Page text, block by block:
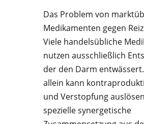
Das Problem von
Medikamenten gegen
Viele handelsübliche
nutzen ausschließlich
der den Darm
allein kann
und Verstopfung
spezielle synergetische